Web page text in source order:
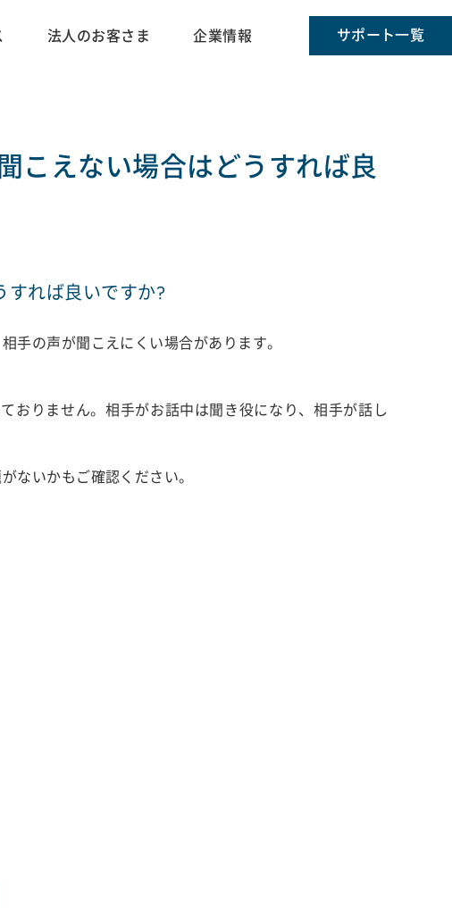
法人のお客さま 企業情報 サポート一覧
こえない場合はどうすれば良
すれば良いですか?
手の声が聞こえにくい場合があります。
おりません。相手がお話中は聞き役になり、相手が話し
ないかもご確認ください。